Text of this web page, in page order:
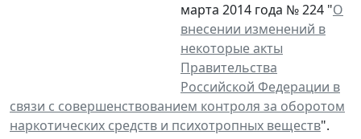
марта 2014 года № 224 "О
внесении изменений в
некоторые акты
Правительства
Российской Федерации в
связи с совершенствованием контроля за оборотом
наркотических средств и психотропных веществ".